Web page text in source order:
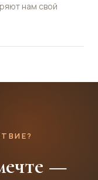
нам свой
—